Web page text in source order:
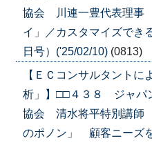
協会 川連一豊代表理事
イ」／カスタマイズでき
日号）('25/02/10) (0813)
【ＥＣコンサルタントに
析」】□□４３８ ジャパ
協会 清水将平特別講師
のポノン」 顧客ニーズ